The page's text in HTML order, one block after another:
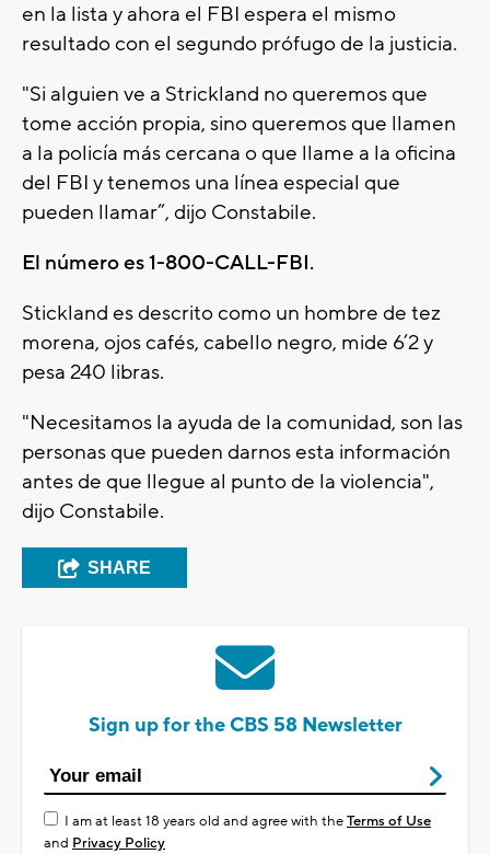
en la lista y ahora el FBI espera el mismo
resultado con el segundo prófugo de la justicia.
"Si alguien ve a Strickland no queremos que
tome acción propia, sino queremos que llamen
a la policía más cercana o que llame a la oficina
del FBI y tenemos una línea especial que
pueden llamar”, dijo Constabile.
El número es 1-800-CALL-FBI.
Stickland es descrito como un hombre de tez
morena, ojos cafés, cabello negro, mide 6’2 y
pesa 240 libras.
"Necesitamos la ayuda de la comunidad, son las
personas que pueden darnos esta información
antes de que llegue al punto de la violencia",
dijo Constabile.
SHARE
Sign up for the CBS 58 Newsletter
I am at least 18 years old and agree with theTerms of Use
and Privacy Policy